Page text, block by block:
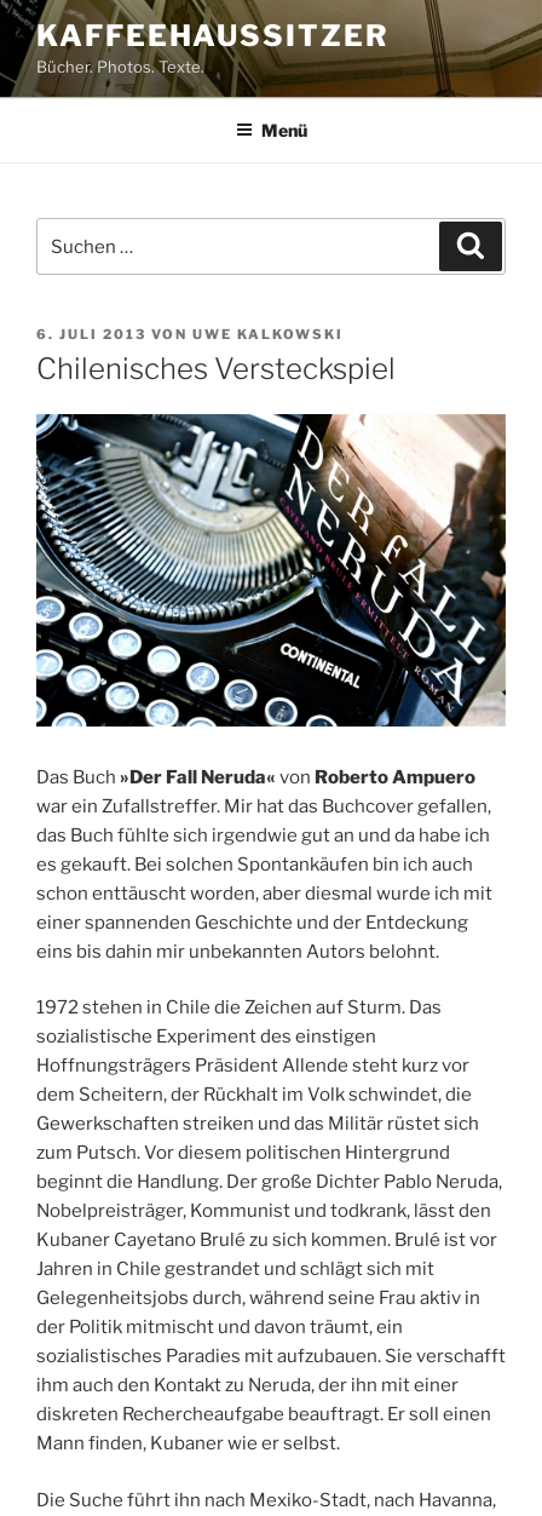
Zum
Inhalt
springen
KAFFEEHAUSSITZER
Bücher. Photos. Texte.
Menü
nach:
VERÖFFENTLICHT
AM
6. JULI 2013 VON UWE KALKOWSKI
Chilenisches Versteckspiel
Das Buch »Der Fall Neruda« von Roberto Ampuero
war ein Zufallstreffer. Mir hat das Buchcover gefallen,
das Buch fühlte sich irgendwie gut an und da habe ich
es gekauft. Bei solchen Spontankäufen bin ich auch
schon enttäuscht worden, aber diesmal wurde ich mit
einer spannenden Geschichte und der Entdeckung
eins bis dahin mir unbekannten Autors belohnt.
1972 stehen in Chile die Zeichen auf Sturm. Das
sozialistische Experiment des einstigen
Hoffnungsträgers Präsident Allende steht kurz vor
dem Scheitern, der Rückhalt im Volk schwindet, die
Gewerkschaften streiken und das Militär rüstet sich
zum Putsch. Vor diesem politischen Hintergrund
beginnt die Handlung. Der große Dichter Pablo Neruda,
Nobelpreisträger, Kommunist und todkrank, lässt den
Kubaner Cayetano Brulé zu sich kommen. Brulé ist vor
Jahren in Chile gestrandet und schlägt sich mit
Gelegenheitsjobs durch, während seine Frau aktiv in
der Politik mitmischt und davon träumt, ein
sozialistisches Paradies mit aufzubauen. Sie verschafft
ihm auch den Kontakt zu Neruda, der ihn mit einer
diskreten Rechercheaufgabe beauftragt. Er soll einen
Mann finden, Kubaner wie er selbst.
Die Suche führt ihn nach Mexiko-Stadt, nach Havanna,